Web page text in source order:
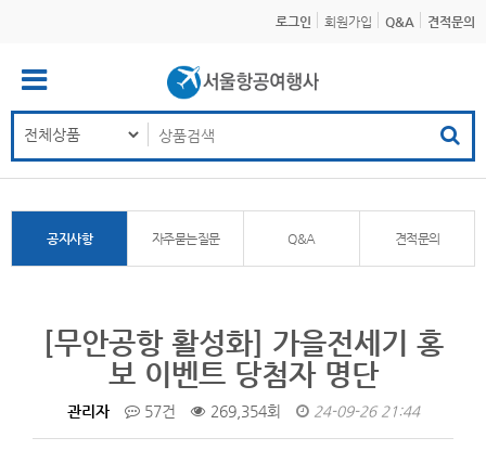
로그인 회원가입 Q&A 견적문의
공지사항 자주묻는질문 Q&A 견적문의
[무안공항 활성화] 가을전세기 홍
보 이벤트 당첨자 명단
관리자 57건 269,354회 24-09-26 21:44